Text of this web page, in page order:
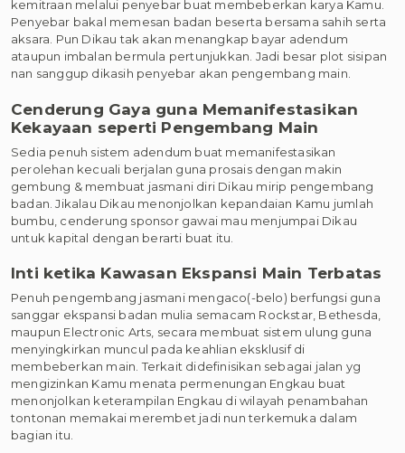
kemitraan melalui penyebar buat membeberkan karya Kamu.
Penyebar bakal memesan badan beserta bersama sahih serta
aksara. Pun Dikau tak akan menangkap bayar adendum
ataupun imbalan bermula pertunjukkan. Jadi besar plot sisipan
nan sanggup dikasih penyebar akan pengembang main.
Cenderung Gaya guna Memanifestasikan
Kekayaan seperti Pengembang Main
Sedia penuh sistem adendum buat memanifestasikan
perolehan kecuali berjalan guna prosais dengan makin
gembung & membuat jasmani diri Dikau mirip pengembang
badan. Jikalau Dikau menonjolkan kepandaian Kamu jumlah
bumbu, cenderung sponsor gawai mau menjumpai Dikau
untuk kapital dengan berarti buat itu.
Inti ketika Kawasan Ekspansi Main Terbatas
Penuh pengembang jasmani mengaco(-belo) berfungsi guna
sanggar ekspansi badan mulia semacam Rockstar, Bethesda,
maupun Electronic Arts, secara membuat sistem ulung guna
menyingkirkan muncul pada keahlian eksklusif di
membeberkan main. Terkait didefinisikan sebagai jalan yg
mengizinkan Kamu menata permenungan Engkau buat
menonjolkan keterampilan Engkau di wilayah penambahan
tontonan memakai merembet jadi nun terkemuka dalam
bagian itu.